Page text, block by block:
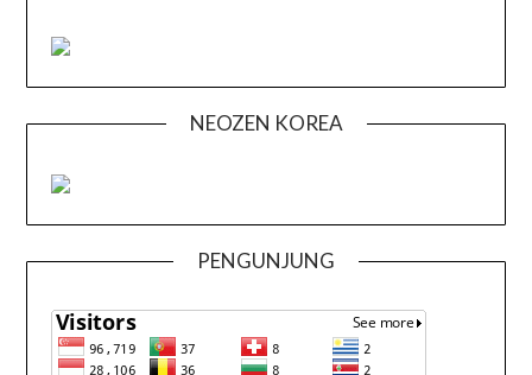
NEOZEN KOREA
PENGUNJUNG